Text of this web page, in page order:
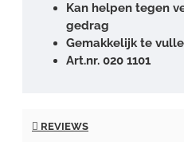
Kan helpen tegen
gedrag
Gemakkelijk te
Art.nr. 020 1101
REVIEWS